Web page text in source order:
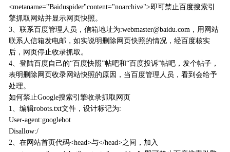
<metaname="Baiduspider"content="noarchive">即可禁止百度搜索引
擎抓取网站并显示网页快照。
3、联系百度管理人员，信箱地址为:webmaster@baidu.com，用网站
联系人信箱发电邮，如实说明删除网页快照的情况，经百度核实
后，网页停止收录抓取。
4、登陆百度自己的“百度快照”帖吧和“百度投诉”帖吧，发个帖子，
表明删除网页收录网站快照的原因，当百度管理人员，看到会给予
处理。
如何禁止Google搜索引擎收录抓取网页
1、编辑robots.txt文件，设计标记为:
User-agent:googlebot
Disallow:/
2、在网站首页代码<head>与</head>之间，加入